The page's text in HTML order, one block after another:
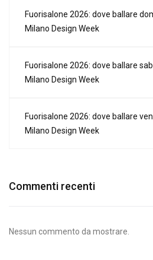
Fuorisalone 2026: dove ballare
Milano Design Week
Fuorisalone 2026: dove ballare
Milano Design Week
Fuorisalone 2026: dove ballare
Milano Design Week
Commenti recenti
Nessun commento da mostrare.